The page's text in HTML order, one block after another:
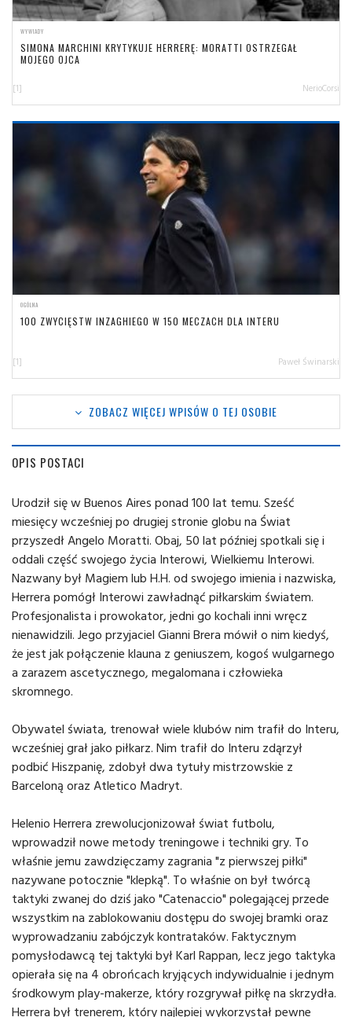
WYWIADY
SIMONA MARCHINI KRYTYKUJE HERRERĘ: MORATTI OSTRZEGAŁ
MOJEGO OJCA
[1] NerioCorsi
OGÓLNA
100 ZWYCIĘSTW INZAGHIEGO W 150 MECZACH DLA INTERU
[1] Paweł Świnarski
ZOBACZ WIĘCEJ WPISÓW O TEJ OSOBIE
OPIS POSTACI
Urodził się w Buenos Aires ponad 100 lat temu. Sześć
miesięcy wcześniej po drugiej stronie globu na Świat
przyszedł Angelo Moratti. Obaj, 50 lat później spotkali się i
oddali część swojego życia Interowi, Wielkiemu Interowi.
Nazwany był Magiem lub H.H. od swojego imienia i nazwiska,
Herrera pomógł Interowi zawładnąć piłkarskim światem.
Profesjonalista i prowokator, jedni go kochali inni wręcz
nienawidzili. Jego przyjaciel Gianni Brera mówił o nim kiedyś,
że jest jak połączenie klauna z geniuszem, kogoś wulgarnego
a zarazem ascetycznego, megalomana i człowieka
skromnego.
Obywatel świata, trenował wiele klubów nim trafił do Interu,
wcześniej grał jako piłkarz. Nim trafił do Interu zdąrzył
podbić Hiszpanię, zdobył dwa tytuły mistrzowskie z
Barceloną oraz Atletico Madryt.
Helenio Herrera zrewolucjonizował świat futbolu,
wprowadził nowe metody treningowe i techniki gry. To
właśnie jemu zawdzięczamy zagrania "z pierwszej piłki"
nazywane potocznie "klepką". To właśnie on był twórcą
taktyki zwanej do dziś jako "Catenaccio" polegającej przede
wszystkim na zablokowaniu dostępu do swojej bramki oraz
wyprowadzaniu zabójczyk kontrataków. Faktycznym
pomysłodawcą tej taktyki był Karl Rappan, lecz jego taktyka
opierała się na 4 obrońcach kryjących indywidualnie i jednym
środkowym play-makerze, który rozgrywał piłkę na skrzydła.
Herrera był trenerem, który najlepiej wykorzystał pewne